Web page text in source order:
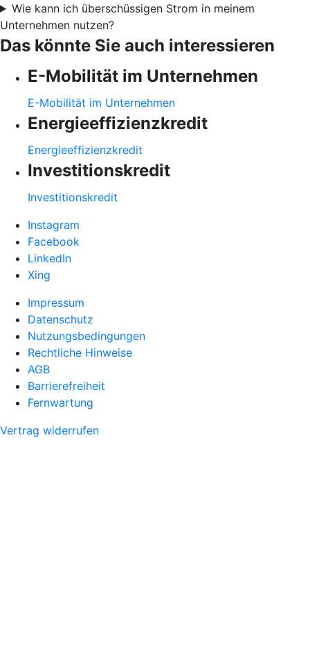
Wie kann ich überschüssigen Strom in meinem
Unternehmen nutzen?
Das könnte Sie auch interessieren
E-Mobilität im Unternehmen
E-Mobilität im Unternehmen
Energieeffizienzkredit
Energieeffizienzkredit
Investitionskredit
Investitionskredit
Instagram
Facebook
LinkedIn
Xing
Impressum
Datenschutz
Nutzungsbedingungen
Rechtliche Hinweise
AGB
Barrierefreiheit
Fernwartung
Vertrag widerrufen